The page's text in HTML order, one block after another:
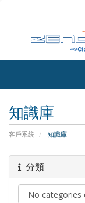
知識庫
客戶系統 知識庫
分類